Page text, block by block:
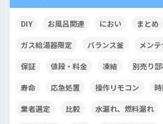
DIY お風呂関連 におい まとめ
ガス給湯器限定 バランス釜 メン
保証 値段・料金 凍結 別売り
寿命 応急処置 操作リモコン
業者選定 比較 水漏れ、燃料漏れ